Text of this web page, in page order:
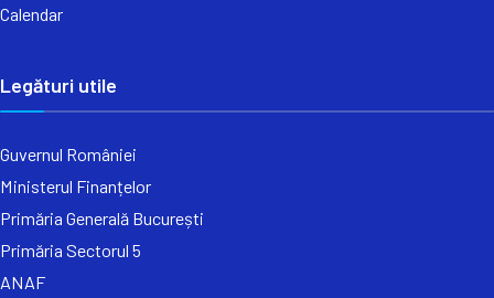
Calendar
Legături utile
Guvernul României
Ministerul Finanțelor
Primăria Generală București
Primăria Sectorul 5
ANAF